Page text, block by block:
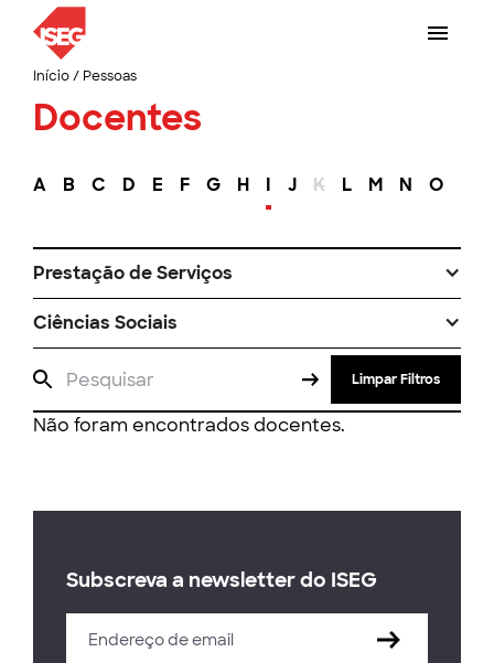
Início/ Pessoas
Docentes
A B C D E F G H I J K L M N O
Prestação de Serviços
Ciências Sociais
Limpar Filtros
Não foram encontrados docentes.
Subscreva a newsletter do ISEG